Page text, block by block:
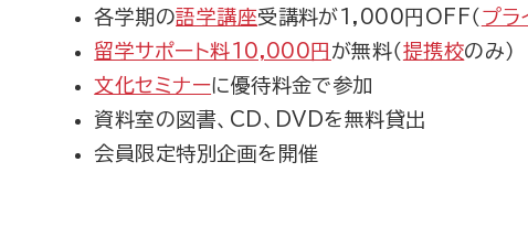
各学期の語学講座受講料が1,000円OFF（ プラ
留学サポート料10,000円 が無料（提携校のみ）
文化セミナーに優待料金で参加
資料室の図書、CD、DVDを無料貸出
会員限定特別企画を開催